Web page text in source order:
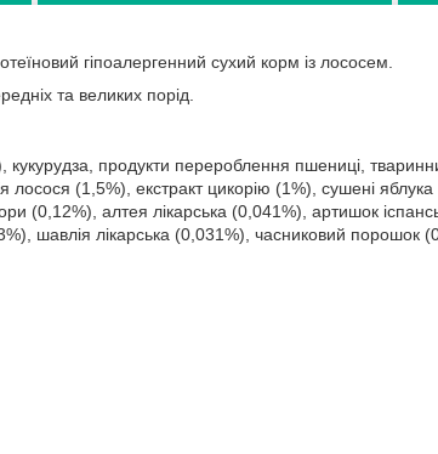
гіпоалергенний сухий корм із лососем.
та великих порід.
кукурудза, продукти перероблення пшениці,
лосося (1,5%), екстракт цикорію (1%), сушені
(0,12%), алтея лікарська (0,041%), артишок
шавлія лікарська (0,031%), часниковий порошок